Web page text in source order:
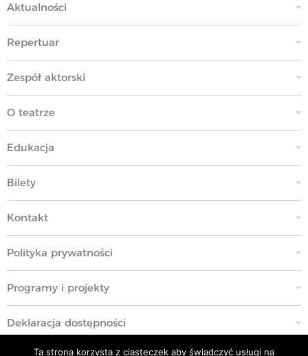
Aktualności
Repertuar
Zespół aktorski
O teatrze
Edukacja
Bilety
Kontakt
Polityka prywatności
Programy i projekty
Deklaracja dostępności
Ta strona korzysta z ciasteczek aby świadczyć usługi na